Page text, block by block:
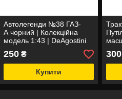
Автолегенди №38 ГАЗ-
А чорний | Колекційна
модель 1:43 | DeAgostini
250₴
Купити
300